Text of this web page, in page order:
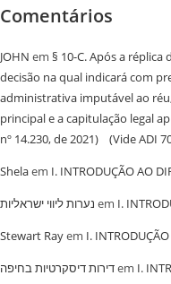
Comentários
JOHN em § 10-C. Após a
decisão na qual indicará com
administrativa imputável ao
principal e a capitulação
nº 14.230, de 2021) (Vide ADI
Shelaem I. INTRODUÇÃO AO
נערות ליווי ישראליות em I.
Stewart Rayem I.
‏דירות דיסקרטיות בחיפהem I.